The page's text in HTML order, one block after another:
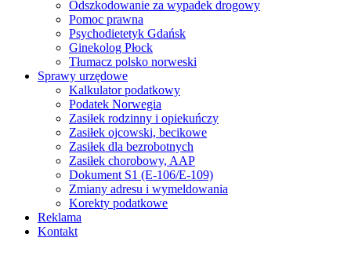
Odszkodowanie za wypadek drogowy
Pomoc prawna
Psychodietetyk Gdańsk
Ginekolog Płock
Tłumacz polsko norweski
Sprawy urzędowe
Kalkulator podatkowy
Podatek Norwegia
Zasiłek rodzinny i opiekuńczy
Zasiłek ojcowski, becikowe
Zasiłek dla bezrobotnych
Zasiłek chorobowy, AAP
Dokument S1 (E-106/E-109)
Zmiany adresu i wymeldowania
Korekty podatkowe
Reklama
Kontakt